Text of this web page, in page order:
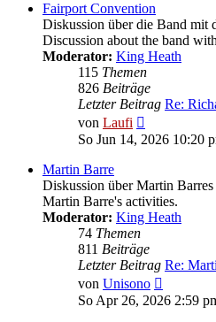
Fairport Convention
Diskussion über die Band mit
Discussion about the band
Moderator: King Heath
115 Themen
826 Beiträge
Letzter Beitrag Re:
von Laufi
Beitrag
So Jun 14, 2026 10:20
Martin Barre
Diskussion über Martin
Martin Barre's activities.
Moderator: King Heath
74 Themen
811 Beiträge
Letzter Beitrag Re:
von Unisono
Beitrag
So Apr 26, 2026 2:59